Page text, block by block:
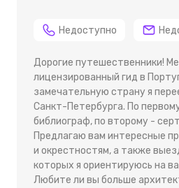
Недоступно
Дорогие путешественники!
лицензированный гид в
замечательную страну я
Санкт-Петербурга. По
библиограф, по второму -
Предлагаю вам интересные
и окрестностям, а также
которых я ориентируюсь на
Любите ли вы больше